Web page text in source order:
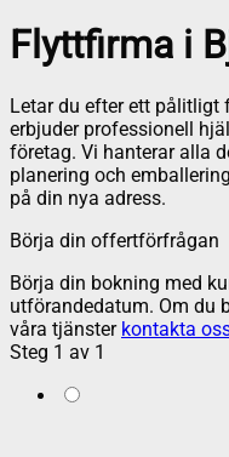
Flyttfirma i
Letar du efter ett pålitligt
erbjuder professionell
företag. Vi hanterar alla
planering och
på din nya adress.
Börja din offertförfrågan
Börja din bokning med
utförandedatum. Om du
våra tjänster kontakta
Steg 1 av 1